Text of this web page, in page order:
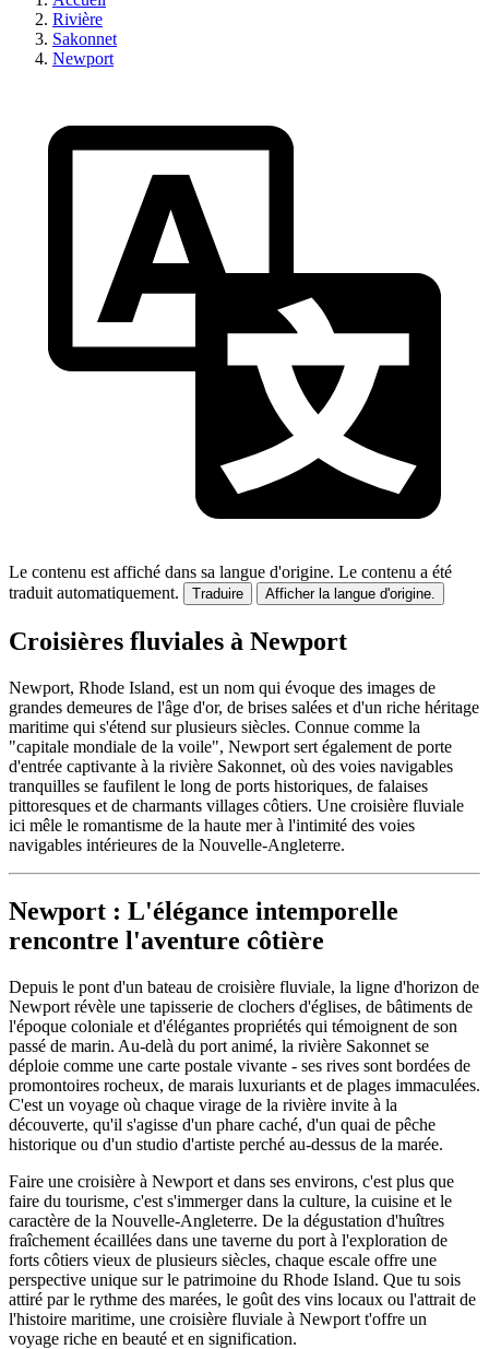
Rivière
Sakonnet
Newport
Le contenu est affiché dans sa langue d'origine. Le contenu a été
traduit automatiquement.
Traduire Afficher la langue d'origine.
Croisières fluviales à Newport
Newport, Rhode Island, est un nom qui évoque des images de
grandes demeures de l'âge d'or, de brises salées et d'un riche héritage
maritime qui s'étend sur plusieurs siècles. Connue comme la
"capitale mondiale de la voile", Newport sert également de porte
d'entrée captivante à la rivière Sakonnet, où des voies navigables
tranquilles se faufilent le long de ports historiques, de falaises
pittoresques et de charmants villages côtiers. Une croisière fluviale
ici mêle le romantisme de la haute mer à l'intimité des voies
navigables intérieures de la Nouvelle-Angleterre.
Newport : L'élégance intemporelle
rencontre l'aventure côtière
Depuis le pont d'un bateau de croisière fluviale, la ligne d'horizon de
Newport révèle une tapisserie de clochers d'églises, de bâtiments de
l'époque coloniale et d'élégantes propriétés qui témoignent de son
passé de marin. Au-delà du port animé, la rivière Sakonnet se
déploie comme une carte postale vivante - ses rives sont bordées de
promontoires rocheux, de marais luxuriants et de plages immaculées.
C'est un voyage où chaque virage de la rivière invite à la
découverte, qu'il s'agisse d'un phare caché, d'un quai de pêche
historique ou d'un studio d'artiste perché au-dessus de la marée.
Faire une croisière à Newport et dans ses environs, c'est plus que
faire du tourisme, c'est s'immerger dans la culture, la cuisine et le
caractère de la Nouvelle-Angleterre. De la dégustation d'huîtres
fraîchement écaillées dans une taverne du port à l'exploration de
forts côtiers vieux de plusieurs siècles, chaque escale offre une
perspective unique sur le patrimoine du Rhode Island. Que tu sois
attiré par le rythme des marées, le goût des vins locaux ou l'attrait de
l'histoire maritime, une croisière fluviale à Newport t'offre un
voyage riche en beauté et en signification.